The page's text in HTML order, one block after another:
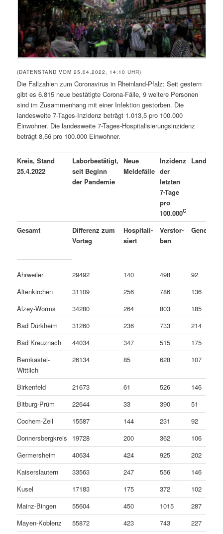
(DATENSTAND VOM 25.04.2022, 14:10 UHR)
Die Fallzahlen zum Coronavirus in Rheinland-Pfalz: Seit gestern
gibt es 6.815 neue bestätigte Corona-Fälle, 9 weitere Personen
sind im Zusammenhang mit einer Infektion gestorben. Die
landesweite 7-Tages-Inzidenz beträgt 1.013,5 pro 100.000
Einwohner. Die landesweite 7-Tages-Hospitalisierungsinzidenz
beträgt 8,56 pro 100.000 Einwohner.
Kreis, Stand
25.4.2022
Laborbestätigt,
seit Beginn
der Pandemie
Neue
Meldefälle
Inzidenz
der
letzten
7-Tage
pro
100.000C
Landkreis
Gesamt
Differenz zum
Vortag
Hospitali-
siert
Verstor-
ben
Genesen
Ahrweiler 29492 140 498
92
Altenkirchen
31109 256 786
136
Alzey-Worms
34280 264 803
185
Bad Dürkheim
31260 236 733
214
Bad Kreuznach
44034 347 515
175
Bernkastel-
Wittlich
26134 85 628 107
Birkenfeld 21673 61 526
146
Bitburg-Prüm
22644 33 390
51
Cochem-Zell
15587 144 231
92
Donnersbergkreis
19728 200 362
106
Germersheim
40634 424 925
202
Kaiserslautern
33563 247 556
146
Kusel
17183 175 372
102
Mainz-Bingen
55604 450 1015
287
Mayen-Koblenz
55872 423 743
227